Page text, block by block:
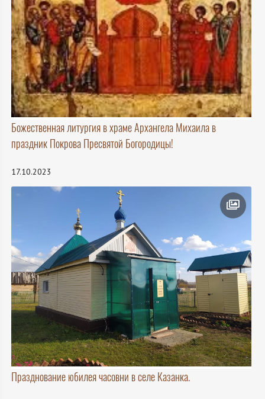
Божественная литургия в храме Архангела Михаила в
праздник Покрова Пресвятой Богородицы!
17.10.2023
Празднование юбилея часовни в селе Казанка.